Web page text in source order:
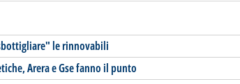
le rinnovabili
Arera e Gse fanno il punto